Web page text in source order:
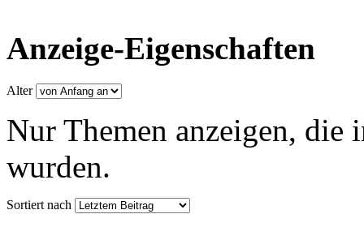
Anzeige-Eigenschaften
Alter
Nur Themen anzeigen, die
wurden.
Sortiert nach